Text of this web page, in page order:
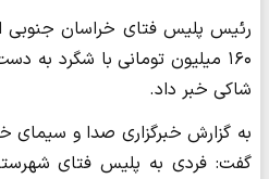
رئیس پلیس فتای خراسان جنوبی
۱۶۰ میلیون تومانی با شگرد به
شاکی خبر داد.
به گزارش خبرگزاری صدا و سیمای
گفت: فردی به پلیس فتای